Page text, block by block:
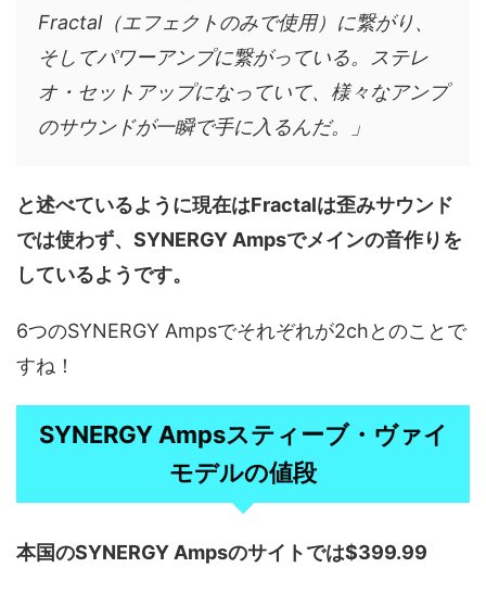
Fractal（エフェクトのみで使用）に繋がり、
そしてパワーアンプに繋がっている。ステレ
オ・セットアップになっていて、様々なアンプ
のサウンドが一瞬で手に入るんだ。」
と述べているように現在はFractalは歪みサウンド
では使わず、SYNERGY Ampsでメインの音作りを
しているようです。
6つのSYNERGY Ampsでそれぞれが2chとのことで
すね！
SYNERGY Ampsスティーブ・ヴァイ
モデルの値段
本国のSYNERGY Ampsのサイトでは$399.99